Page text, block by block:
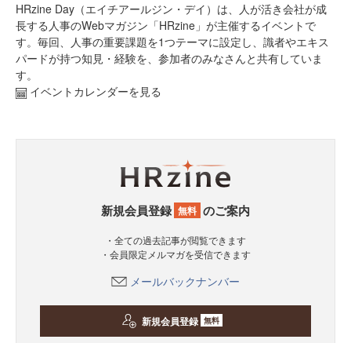
HRzine Day（エイチアールジン・デイ）は、人が活き会社が成
長する人事のWebマガジン「HRzine」が主催するイベントで
す。毎回、人事の重要課題を1つテーマに設定し、識者やエキス
パードが持つ知見・経験を、参加者のみなさんと共有していま
す。
イベントカレンダーを見る
新規会員登録 無料 のご案内
・全ての過去記事が閲覧できます
・会員限定メルマガを受信できます
メールバックナンバー
新規会員登録 無料